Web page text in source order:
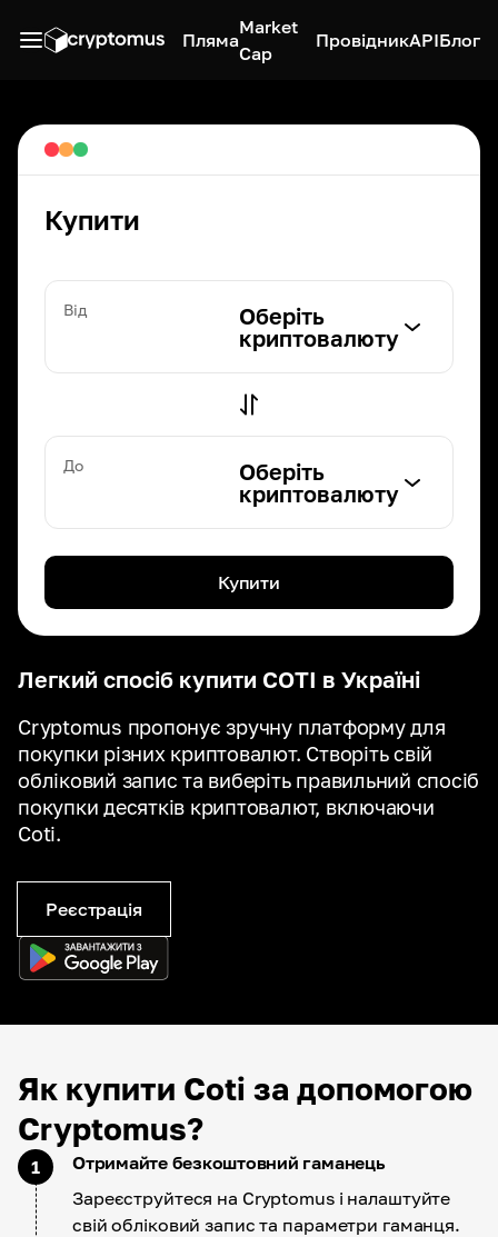
Пляма
Market
Cap
ПровідникAPIБлог
Легкий спосіб купити COTI в Україні
Cryptomus пропонує зручну платформу для
покупки різних криптовалют. Створіть свій
обліковий запис та виберіть правильний спосіб
покупки десятків криптовалют, включаючи
Coti.
Реєстрація
Купити
Від
Оберіть
криптовалюту
До
Оберіть
криптовалюту
Купити
Як купити Coti за допомогою
Cryptomus?
1
Отримайте безкоштовний гаманець
Зареєструйтеся на Cryptomus і налаштуйте
свій обліковий запис та параметри гаманця.